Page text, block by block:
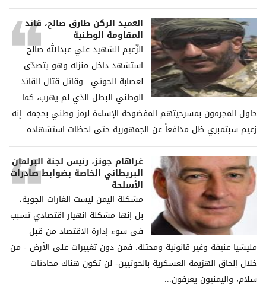
العميد الركن طارق صالح، قائد
المقاومة الوطنية
الزّعيم الشهيد علي عبدالله صالح
استشهد داخل منزله وهو يتصدّى
لعصابة الحوثي.. وقاتل قتال القائد
الوطني البطل الذي لم يهرب، كما
حاول المجرمون بمسرحيتهم المفضوحة الإساءة لرمز وطني بحجمه. إنه
زعيم سبتمبري ظل مدافعاً عن الجمهورية حتى لحظات استشهاده.
غراھام جونز، رئیس لجنة البرلمان
البریطاني الخاصة بضوابط صادرات
الأسلحة
مشكلة الیمن لیست الغارات الجویة،
بل إنھا مشكلة انھیار اقتصادي تسبب
فی سوء إدارة الاقتصاد من قبل
ملیشیا عنیفة وغیر قانونیة ومحتلة. فمن دون تغییرات على الأرض - من
خلال إلحاق الھزیمة العسكریة بالحوثیین- لن تكون ھناك محادثات
سلام، والیمنیون یعرفون...